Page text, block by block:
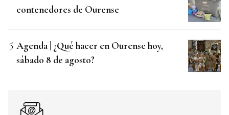
contenedores de Ourense
Agenda | ¿Qué hacer en Ourense hoy,
sábado 8 de agosto?